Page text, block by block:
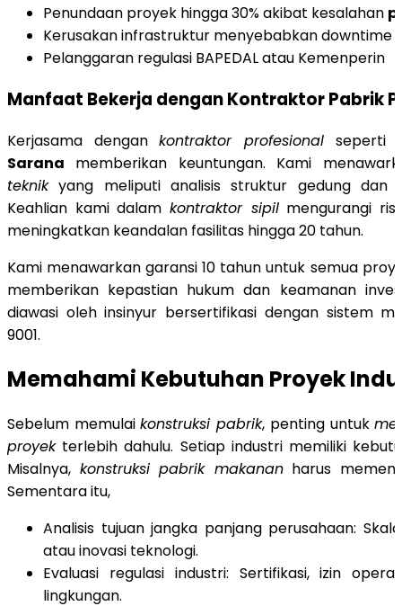
Penundaan proyek hingga 30% akibat kesalahan
Kerusakan infrastruktur menyebabkan downtime
Pelanggaran regulasi BAPEDAL atau Kemenperin
Manfaat Bekerja dengan Kontraktor Pabrik
Kerjasama dengankontraktor profesional seperti
Sarana memberikan keuntungan. Kami
teknikyang meliputi analisis struktur gedung dan
Keahlian kami dalam kontraktor sipilmengurangi
meningkatkan keandalan fasilitas hingga 20 tahun.
Kami menawarkan garansi 10 tahun untuk semua
memberikan kepastian hukum dan keamanan
diawasi oleh insinyur bersertifikasi dengan sistem
9001.
Memahami Kebutuhan Proyek
Sebelum memulaikonstruksi pabrik, penting untuk
proyekterlebih dahulu. Setiap industri memiliki
Misalnya, konstruksi pabrik makananharus
Sementara itu,
Analisis tujuan jangka panjang perusahaan:
atau inovasi teknologi.
Evaluasi regulasi industri: Sertifikasi, izin
lingkungan.